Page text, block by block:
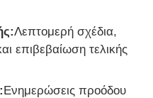
Λεπτομερή σχέδια,
επιβεβαίωση τελικής
Ενημερώσεις προόδου